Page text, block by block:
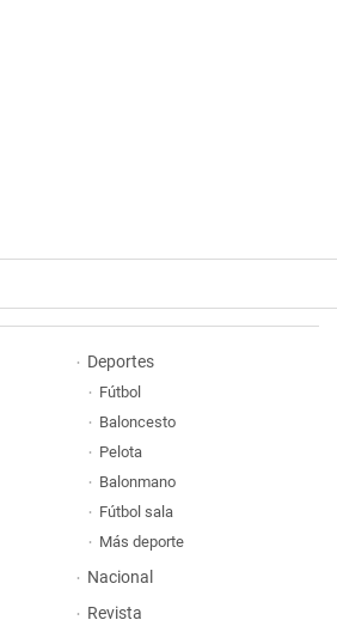
Deportes
Fútbol
Baloncesto
Pelota
Balonmano
Fútbol sala
Más deporte
Nacional
Revista